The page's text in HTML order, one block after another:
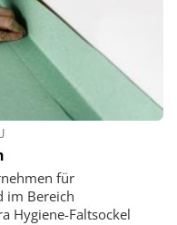
für
im Bereich
Hygiene-Faltsockel